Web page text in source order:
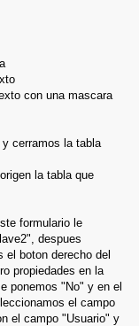
con una mascara
cerramos la tabla
la tabla que
formulario le
despues
boton derecho del
propiedades en la
ponemos "No" y en el
el campo
el campo "Usuario" y